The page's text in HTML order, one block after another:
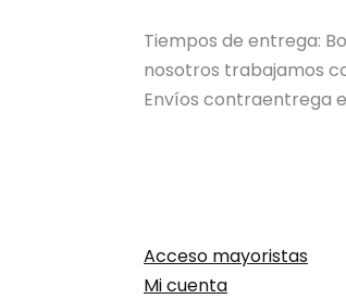
Tiempos de entrega:
nosotros trabajamos
Envíos contraentrega
Acceso mayoristas
Mi cuenta